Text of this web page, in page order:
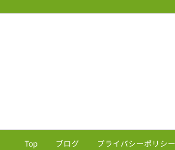
Top ブログ プライバシーポリシー